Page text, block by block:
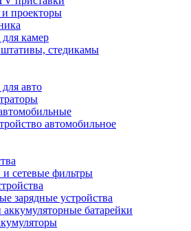
проекторы
камер
стедикамы
авто
автомобильное
сетевые фильтры
зарядные устройства
аккумуляторные батарейки